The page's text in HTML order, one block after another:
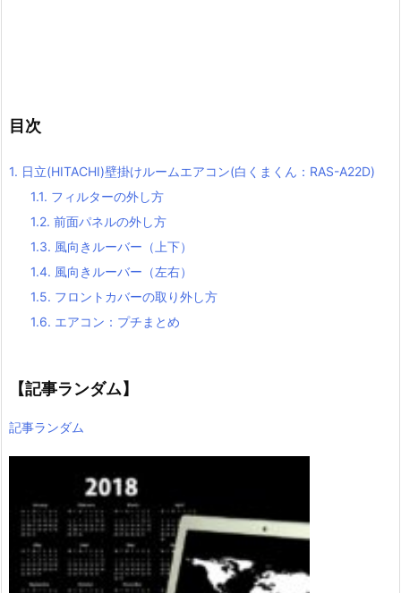
目次
1. 日立(HITACHI)壁掛けルームエアコン(白くまくん：RAS-A22D)
1.1. フィルターの外し方
1.2. 前面パネルの外し方
1.3. 風向きルーバー（上下）
1.4. 風向きルーバー（左右）
1.5. フロントカバーの取り外し方
1.6. エアコン：プチまとめ
【記事ランダム】
記事ランダム